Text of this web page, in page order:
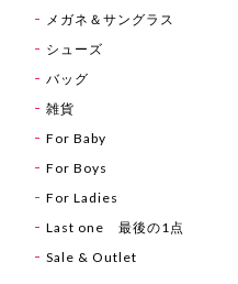
メガネ＆サングラス
シューズ
バッグ
雑貨
For Baby
For Boys
For Ladies
Last one 最後の1点
Sale & Outlet